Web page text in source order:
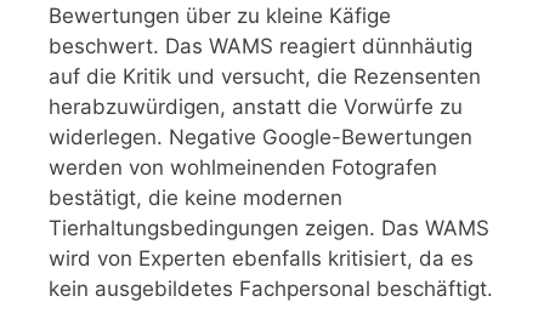
Bewertungen über zu kleine Käfige
beschwert. Das WAMS reagiert dünnhäutig
auf die Kritik und versucht, die Rezensenten
herabzuwürdigen, anstatt die Vorwürfe zu
widerlegen. Negative Google-Bewertungen
werden von wohlmeinenden Fotografen
bestätigt, die keine modernen
Tierhaltungsbedingungen zeigen. Das WAMS
wird von Experten ebenfalls kritisiert, da es
kein ausgebildetes Fachpersonal beschäftigt.